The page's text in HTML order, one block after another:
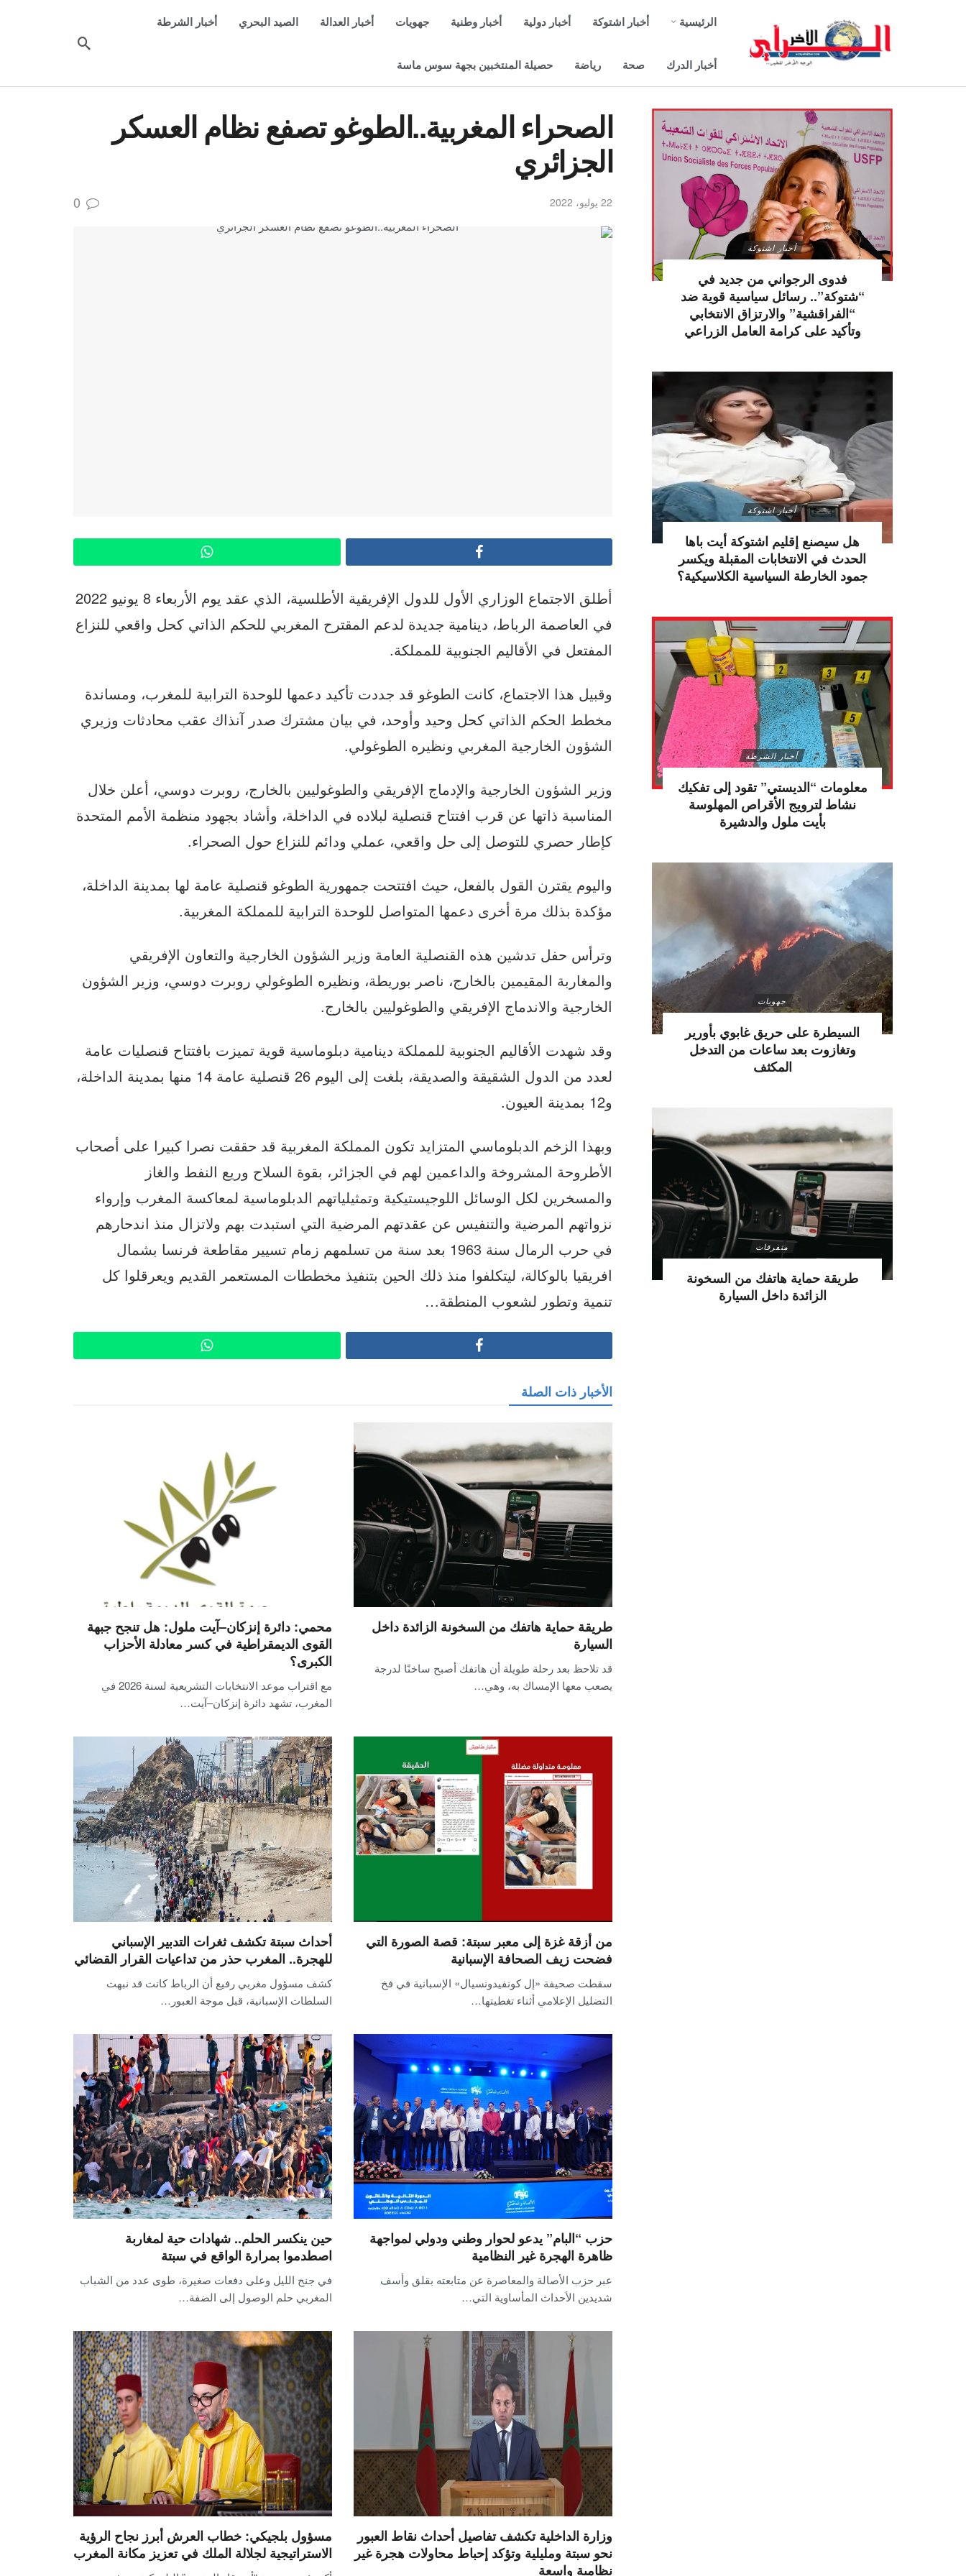
الرئيسية أخبار اشتوكة أخبار دولية أخبار وطنية جهويات أخبار العدالة الصيد البحري أخبار الشرطة
أخبار الدرك صحة رياضة حصيلة المنتخبين بجهة سوس ماسة
الصحراء المغربية..الطوغو تصفع نظام العسكر
الجزائري
22 يوليو، 2022 0
أطلق الاجتماع الوزاري الأول للدول الإفريقية الأطلسية، الذي عقد يوم الأربعاء 8 يونيو 2022
في العاصمة الرباط، دينامية جديدة لدعم المقترح المغربي للحكم الذاتي كحل واقعي للنزاع
المفتعل في الأقاليم الجنوبية للمملكة.
وقبيل هذا الاجتماع، كانت الطوغو قد جددت تأكيد دعمها للوحدة الترابية للمغرب، ومساندة
مخطط الحكم الذاتي كحل وحيد وأوحد، في بيان مشترك صدر آنذاك عقب محادثات وزيري
الشؤون الخارجية المغربي ونظيره الطوغولي.
وزير الشؤون الخارجية والإدماج الإفريقي والطوغوليين بالخارج، روبرت دوسي، أعلن خلال
المناسبة ذاتها عن قرب افتتاح قنصلية لبلاده في الداخلة، وأشاد بجهود منظمة الأمم المتحدة
كإطار حصري للتوصل إلى حل واقعي، عملي ودائم للنزاع حول الصحراء.
واليوم يقترن القول بالفعل، حيث افتتحت جمهورية الطوغو قنصلية عامة لها بمدينة الداخلة،
مؤكدة بذلك مرة أخرى دعمها المتواصل للوحدة الترابية للمملكة المغربية.
وترأس حفل تدشين هذه القنصلية العامة وزير الشؤون الخارجية والتعاون الإفريقي
والمغاربة المقيمين بالخارج، ناصر بوريطة، ونظيره الطوغولي روبرت دوسي، وزير الشؤون
الخارجية والاندماج الإفريقي والطوغوليين بالخارج.
وقد شهدت الأقاليم الجنوبية للمملكة دينامية دبلوماسية قوية تميزت بافتتاح قنصليات عامة
لعدد من الدول الشقيقة والصديقة، بلغت إلى اليوم 26 قنصلية عامة 14 منها بمدينة الداخلة،
و12 بمدينة العيون.
وبهذا الزخم الدبلوماسي المتزايد تكون المملكة المغربية قد حققت نصرا كبيرا على أصحاب
الأطروحة المشروخة والداعمين لهم في الجزائر، بقوة السلاح وريع النفط والغاز
والمسخرين لكل الوسائل اللوجيستيكية وتمثيلياتهم الدبلوماسية لمعاكسة المغرب وإرواء
نزواتهم المرضية والتنفيس عن عقدتهم المرضية التي استبدت بهم ولاتزال منذ اندحارهم
في حرب الرمال سنة 1963 بعد سنة من تسلمهم زمام تسيير مقاطعة فرنسا بشمال
افريقيا بالوكالة، ليتكلفوا منذ ذلك الحين بتنفيذ مخططات المستعمر القديم ويعرقلوا كل
تنمية وتطور لشعوب المنطقة…
الأخبار ذات الصلة
طريقة حماية هاتفك من السخونة الزائدة داخل
السيارة
قد تلاحظ بعد رحلة طويلة أن هاتفك أصبح ساخنًا لدرجة
يصعب معها الإمساك به، وهي…
محمي: دائرة إنزكان–آيت ملول: هل تنجح جبهة
القوى الديمقراطية في كسر معادلة الأحزاب
الكبرى؟
مع اقتراب موعد الانتخابات التشريعية لسنة 2026 في
المغرب، تشهد دائرة إنزكان–آيت…
من أزقة غزة إلى معبر سبتة: قصة الصورة التي
فضحت زيف الصحافة الإسبانية
سقطت صحيفة «إل كونفيدونسيال» الإسبانية في فخ
التضليل الإعلامي أثناء تغطيتها…
أحداث سبتة تكشف ثغرات التدبير الإسباني
للهجرة.. المغرب حذر من تداعيات القرار القضائي
كشف مسؤول مغربي رفيع أن الرباط كانت قد نبهت
السلطات الإسبانية، قبل موجة العبور…
حزب “البام” يدعو لحوار وطني ودولي لمواجهة
ظاهرة الهجرة غير النظامية
عبر حزب الأصالة والمعاصرة عن متابعته بقلق وأسف
شديدين الأحداث المأساوية التي…
حين ينكسر الحلم.. شهادات حية لمغاربة
اصطدموا بمرارة الواقع في سبتة
في جنح الليل وعلى دفعات صغيرة، طوى عدد من الشباب
المغربي حلم الوصول إلى الضفة…
وزارة الداخلية تكشف تفاصيل أحداث نقاط العبور
نحو سبتة ومليلية وتؤكد إحباط محاولات هجرة غير
نظامية واسعة
مسؤول بلجيكي: خطاب العرش أبرز نجاح الرؤية
الاستراتيجية لجلالة الملك في تعزيز مكانة المغرب
أخبار اشتوكة
فدوى الرجواني من جديد في
“شتوكة”.. رسائل سياسية قوية ضد
“الفراقشية” والارتزاق الانتخابي
وتأكيد على كرامة العامل الزراعي
أخبار اشتوكة
هل سيصنع إقليم اشتوكة أيت باها
الحدث في الانتخابات المقبلة ويكسر
جمود الخارطة السياسية الكلاسيكية؟
أخبار الشرطة
معلومات “الديستي” تقود إلى تفكيك
نشاط لترويج الأقراص المهلوسة
بأيت ملول والدشيرة
جهويات
السيطرة على حريق غابوي بأورير
وتغازوت بعد ساعات من التدخل
المكثف
متفرقات
طريقة حماية هاتفك من السخونة
الزائدة داخل السيارة